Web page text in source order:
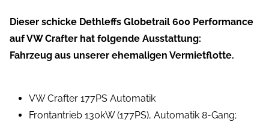
Dieser schicke Dethleffs Globetrail 600 Performance
auf VW Crafter hat folgende Ausstattung:
Fahrzeug aus unserer ehemaligen Vermietflotte.
VW Crafter 177PS Automatik
Frontantrieb 130kW (177PS), Automatik 8-Gang;